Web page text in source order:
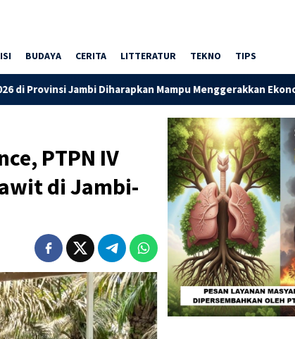
BUDAYA CERITA LITTERATUR TEKNO TIPS
Diharapkan Mampu Menggerakkan Ekonomi Pelaku UMKM
PTPN IV
di Jambi-